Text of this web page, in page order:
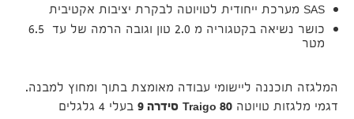
SAS מערכת ייחודית לטויוטה לבקרת יציבות אקטיבית
כושר נשיאה בקטגוריה מ 2.0 טון וגובה הרמה של עד 6.5
מטר
המלגזה תוכננה ליישומי עבודה מאומצת בתוך ומחוץ למבנה.
דגמי מלגזות טויוטה Traigo 80 סידרה 9
בעלי 4 גלגלים